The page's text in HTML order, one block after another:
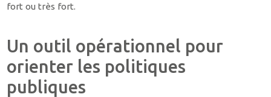
fort ou très fort.
Un outil opérationnel pour
orienter les politiques
publiques